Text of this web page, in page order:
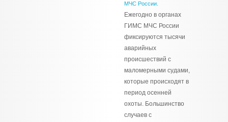
МЧС России.
Ежегодно в органах
ГИМС МЧС России
фиксируются тысячи
аварийных
происшествий с
маломерными судами,
которые происходят в
период осенней
охоты. Большинство
случаев с